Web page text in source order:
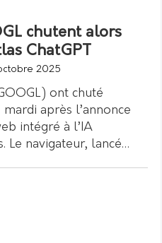
chutent alors
ChatGPT
2025
ont chuté
après l’annonce
intégré à l’IA
Le navigateur, lancé…